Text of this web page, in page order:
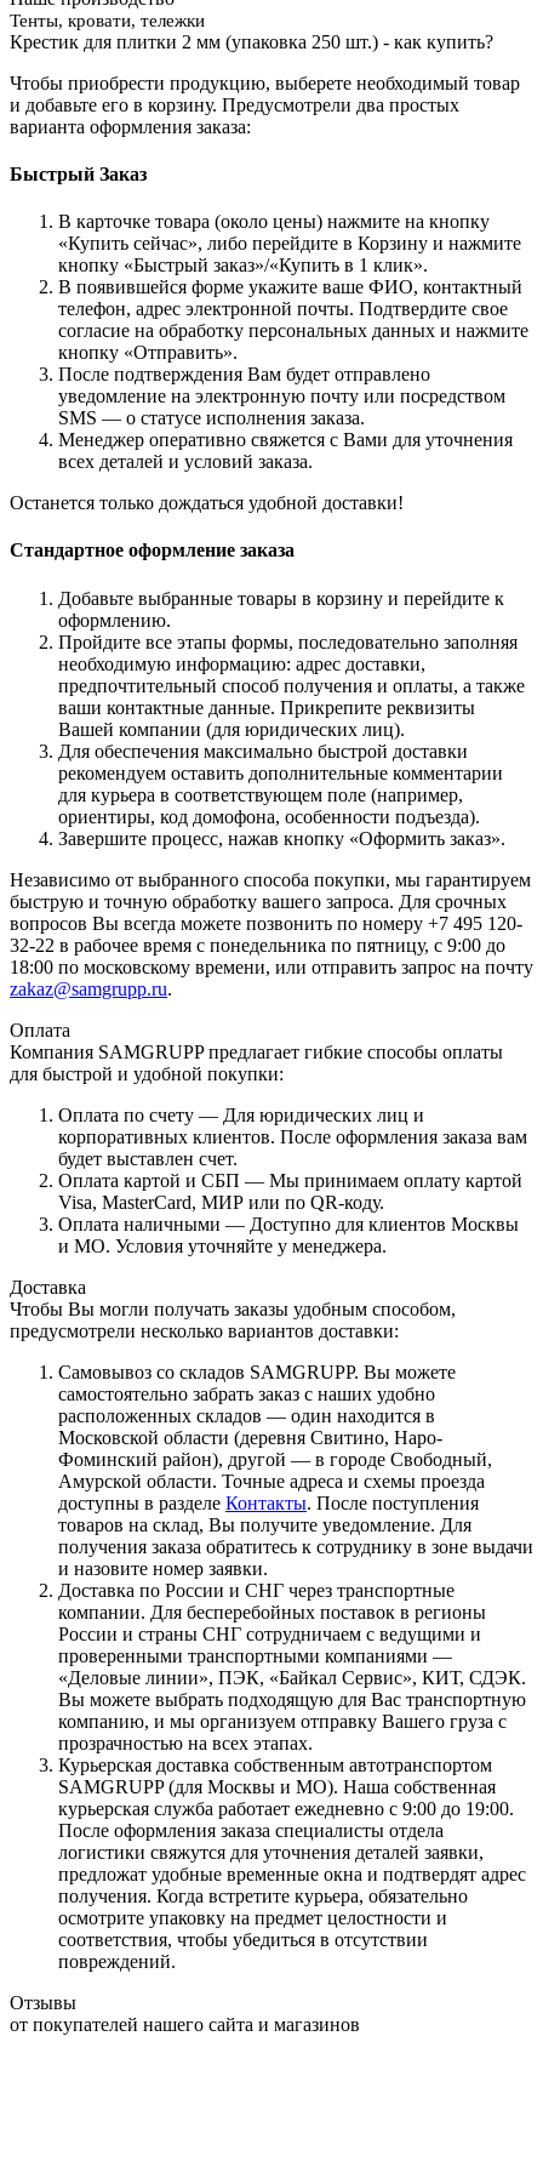
Тенты, кровати, тележки
Крестик для плитки 2 мм (упаковка 250 шт.) - как купить?
Чтобы приобрести продукцию, выберете необходимый товар
и добавьте его в корзину. Предусмотрели два простых
варианта оформления заказа:
Быстрый Заказ
В карточке товара (около цены) нажмите на кнопку
«Купить сейчас», либо перейдите в Корзину и нажмите
кнопку «Быстрый заказ»/«Купить в 1 клик».
В появившейся форме укажите ваше ФИО, контактный
телефон, адрес электронной почты. Подтвердите свое
согласие на обработку персональных данных и нажмите
кнопку «Отправить».
После подтверждения Вам будет отправлено
уведомление на электронную почту или посредством
SMS — о статусе исполнения заказа.
Менеджер оперативно свяжется с Вами для уточнения
всех деталей и условий заказа.
Останется только дождаться удобной доставки!
Стандартное оформление заказа
Добавьте выбранные товары в корзину и перейдите к
оформлению.
Пройдите все этапы формы, последовательно заполняя
необходимую информацию: адрес доставки,
предпочтительный способ получения и оплаты, а также
ваши контактные данные. Прикрепите реквизиты
Вашей компании (для юридических лиц).
Для обеспечения максимально быстрой доставки
рекомендуем оставить дополнительные комментарии
для курьера в соответствующем поле (например,
ориентиры, код домофона, особенности подъезда).
Завершите процесс, нажав кнопку «Оформить заказ».
Независимо от выбранного способа покупки, мы гарантируем
быструю и точную обработку вашего запроса. Для срочных
вопросов Вы всегда можете позвонить по номеру +7 495 120-
32-22 в рабочее время с понедельника по пятницу, с 9:00 до
18:00 по московскому времени, или отправить запрос на почту
zakaz@samgrupp.ru.
Оплата
Компания SAMGRUPP предлагает гибкие способы оплаты
для быстрой и удобной покупки:
Оплата по счету — Для юридических лиц и
корпоративных клиентов. После оформления заказа вам
будет выставлен счет.
Оплата картой и СБП — Мы принимаем оплату картой
Visa, MasterCard, МИР или по QR-коду.
Оплата наличными — Доступно для клиентов Москвы
и МО. Условия уточняйте у менеджера.
Доставка
Чтобы Вы могли получать заказы удобным способом,
предусмотрели несколько вариантов доставки:
Самовывоз со складов SAMGRUPP. Вы можете
самостоятельно забрать заказ с наших удобно
расположенных складов — один находится в
Московской области (деревня Свитино, Наро-
Фоминский район), другой — в городе Свободный,
Амурской области. Точные адреса и схемы проезда
доступны в разделе Контакты. После поступления
товаров на склад, Вы получите уведомление. Для
получения заказа обратитесь к сотруднику в зоне выдачи
и назовите номер заявки.
Доставка по России и СНГ через транспортные
компании. Для бесперебойных поставок в регионы
России и страны СНГ сотрудничаем с ведущими и
проверенными транспортными компаниями —
«Деловые линии», ПЭК, «Байкал Сервис», КИТ, СДЭК.
Вы можете выбрать подходящую для Вас транспортную
компанию, и мы организуем отправку Вашего груза с
прозрачностью на всех этапах.
Курьерская доставка собственным автотранспортом
SAMGRUPP (для Москвы и МО). Наша собственная
курьерская служба работает ежедневно с 9:00 до 19:00.
После оформления заказа специалисты отдела
логистики свяжутся для уточнения деталей заявки,
предложат удобные временные окна и подтвердят адрес
получения. Когда встретите курьера, обязательно
осмотрите упаковку на предмет целостности и
соответствия, чтобы убедиться в отсутствии
повреждений.
Отзывы
от покупателей нашего сайта и магазинов